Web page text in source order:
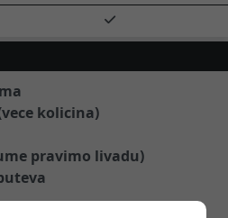
kolicina)
pravimo livadu)